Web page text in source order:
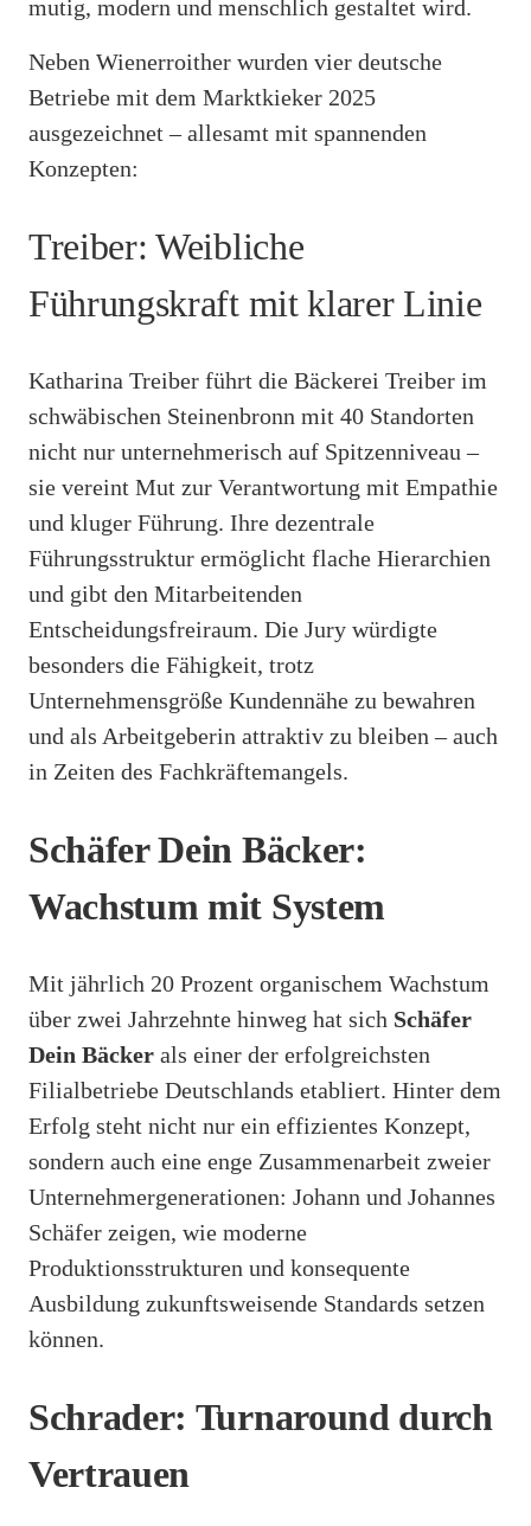
mutig, modern und menschlich gestaltet wird.
Neben Wienerroither wurden vier deutsche
Betriebe mit dem Marktkieker 2025
ausgezeichnet – allesamt mit spannenden
Konzepten:
Treiber: Weibliche
Führungskraft mit klarer Linie
Katharina Treiber führt die Bäckerei Treiber im
schwäbischen Steinenbronn mit 40 Standorten
nicht nur unternehmerisch auf Spitzenniveau –
sie vereint Mut zur Verantwortung mit Empathie
und kluger Führung. Ihre dezentrale
Führungsstruktur ermöglicht flache Hierarchien
und gibt den Mitarbeitenden
Entscheidungsfreiraum. Die Jury würdigte
besonders die Fähigkeit, trotz
Unternehmensgröße Kundennähe zu bewahren
und als Arbeitgeberin attraktiv zu bleiben – auch
in Zeiten des Fachkräftemangels.
Schäfer Dein Bäcker:
Wachstum mit System
Mit jährlich 20 Prozent organischem Wachstum
über zwei Jahrzehnte hinweg hat sich Schäfer
Dein Bäcker als einer der erfolgreichsten
Filialbetriebe Deutschlands etabliert. Hinter dem
Erfolg steht nicht nur ein effizientes Konzept,
sondern auch eine enge Zusammenarbeit zweier
Unternehmergenerationen: Johann und Johannes
Schäfer zeigen, wie moderne
Produktionsstrukturen und konsequente
Ausbildung zukunftsweisende Standards setzen
können.
Schrader: Turnaround durch
Vertrauen